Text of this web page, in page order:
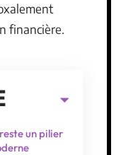
financière.
un pilier